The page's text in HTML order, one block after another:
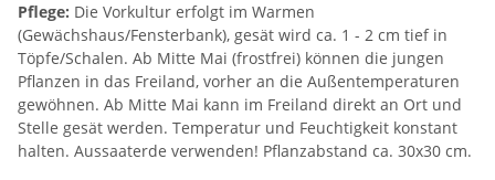
Pflege: Die Vorkultur erfolgt im Warmen
(Gewächshaus/Fensterbank), gesät wird ca. 1 - 2 cm tief in
Töpfe/Schalen. Ab Mitte Mai (frostfrei) können die jungen
Pflanzen in das Freiland, vorher an die Außentemperaturen
gewöhnen. Ab Mitte Mai kann im Freiland direkt an Ort und
Stelle gesät werden. Temperatur und Feuchtigkeit konstant
halten. Aussaaterde verwenden! Pflanzabstand ca. 30x30 cm.